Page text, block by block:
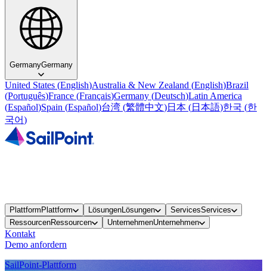
GermanyGermany
United States (English)Australia & New Zealand (English)Brazil
(Português)France (Français)Germany (Deutsch)Latin America
(Español)Spain (Español)台湾 (繁體中文)日本 (日本語)한국 (한
국어)
Plattform Plattform LösungenLösungen ServicesServices
RessourcenRessourcen UnternehmenUnternehmen
Kontakt
Demo anfordern
SailPoint-Plattform